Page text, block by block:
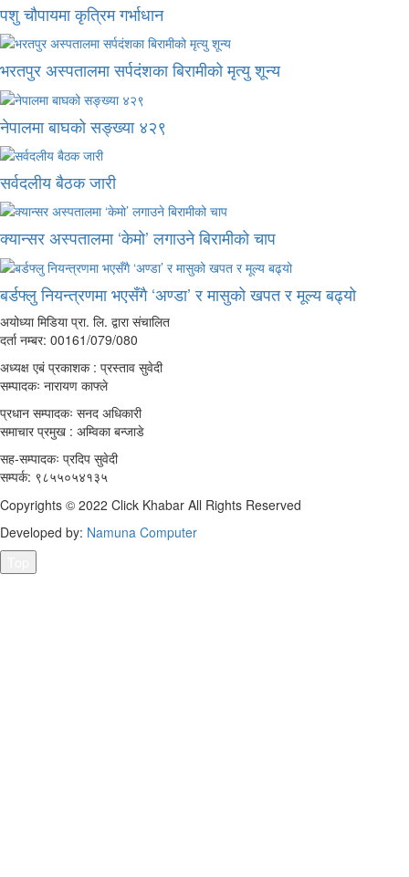
पशु चौपायमा कृत्रिम गर्भाधान
भरतपुर अस्पतालमा सर्पदंशका बिरामीको मृत्यु शून्य
नेपालमा बाघको सङ्ख्या ४२९
सर्वदलीय बैठक जारी
क्यान्सर अस्पतालमा ‘केमो’ लगाउने बिरामीको चाप
बर्डफ्लु नियन्त्रणमा भएसँगै ‘अण्डा’ र मासुको खपत र मूल्य बढ्यो
अयोध्या मिडिया प्रा. लि. द्वारा संचालित
दर्ता नम्बर: 00161/079/080
अध्यक्ष एबं प्रकाशक : प्रस्ताव सुवेदी
सम्पादकः नारायण काफ्ले
प्रधान सम्पादकः सनद अधिकारी
समाचार प्रमुख : अम्विका बन्जाडे
सह-सम्पादकः प्रदिप सुवेदी
सम्पर्क: ९८५५०५४१३५
Copyrights © 2022 Click Khabar All Rights Reserved
Developed by: Namuna Computer